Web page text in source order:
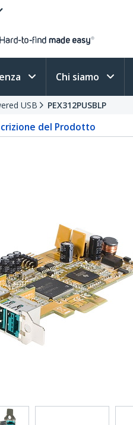
Chi siamo
USB PEX312PUSBLP
del Prodotto